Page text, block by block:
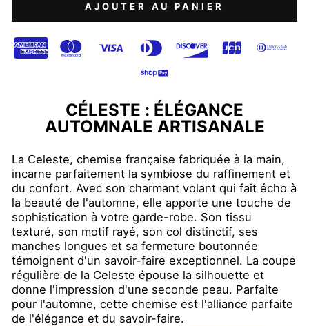
AJOUTER AU PANIER
CÉLESTE : ÉLÉGANCE
AUTOMNALE ARTISANALE
La Celeste, chemise française fabriquée à la main,
incarne parfaitement la symbiose du raffinement et
du confort. Avec son charmant volant qui fait écho à
la beauté de l'automne, elle apporte une touche de
sophistication à votre garde-robe. Son tissu
texturé, son motif rayé, son col distinctif, ses
manches longues et sa fermeture boutonnée
témoignent d'un savoir-faire exceptionnel. La coupe
régulière de la Celeste épouse la silhouette et
donne l'impression d'une seconde peau. Parfaite
pour l'automne, cette chemise est l'alliance parfaite
de l'élégance et du savoir-faire.